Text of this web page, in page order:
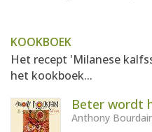
KOOKBOEK
Het recept 'Milanese
het kookboek...
Beter wordt
Anthony